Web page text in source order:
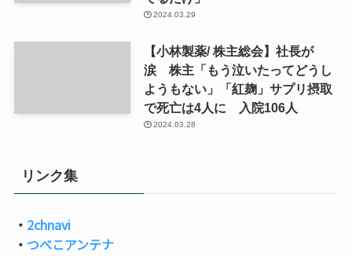
2024.03.29
【小林製薬/ 株主総会】社長が
涙 株主「もう泣いたってどうし
ようもない」「紅麹」サプリ摂取
で死亡は4人に 入院106人
2024.03.28
リンク集
・ 2chnavi
・ つべこアンテナ